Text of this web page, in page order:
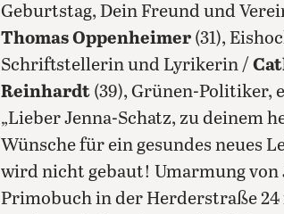
Geburtstag, Dein Freund und
Thomas Oppenheimer (31),
Schriftstellerin und Lyrikerin /
Reinhardt (39), Grünen-Politiker,
„Lieber Jenna-Schatz, zu deinem
Wünsche für ein gesundes neues
wird nicht gebaut! Umarmung von
Primobuch in der Herderstraße